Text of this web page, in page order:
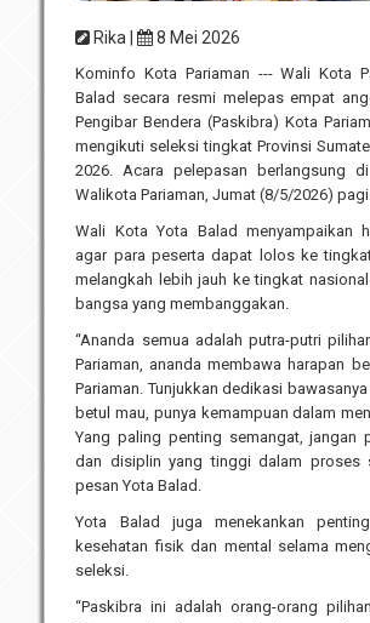
Rika | 8 Mei 2026
Kominfo Kota Pariaman --- Wali Kota
Balad secara resmi melepas empat
Pengibar Bendera (Paskibra) Kota
mengikuti seleksi tingkat Provinsi
2026. Acara pelepasan berlangsung
Walikota Pariaman, Jumat (8/5/2026)
Wali Kota Yota Balad menyampaikan
agar para peserta dapat lolos ke
melangkah lebih jauh ke tingkat
bangsa yang membanggakan.
“Ananda semua adalah putra-putri
Pariaman, ananda membawa harapan
Pariaman. Tunjukkan dedikasi
betul mau, punya kemampuan dalam
Yang paling penting semangat, jangan
dan disiplin yang tinggi dalam proses
pesan Yota Balad.
Yota Balad juga menekankan
kesehatan fisik dan mental selama
seleksi.
“Paskibra ini adalah orang-orang